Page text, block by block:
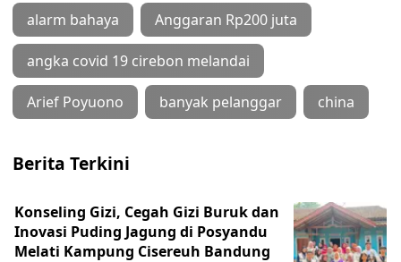
alarm bahaya Anggaran Rp200 juta
angka covid 19 cirebon melandai
Arief Poyuono banyak pelanggar china
Berita Terkini
Konseling Gizi, Cegah Gizi Buruk dan
Inovasi Puding Jagung di Posyandu
Melati Kampung Cisereuh Bandung